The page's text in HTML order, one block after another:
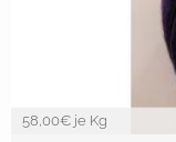
58,00€ je Kg